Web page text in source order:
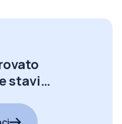
stavi